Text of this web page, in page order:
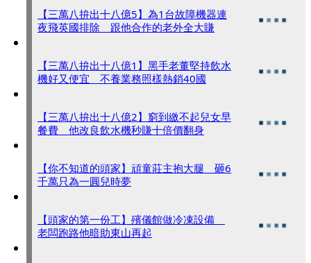
【三萬八拚出十八億5】為1台故障機器連
夜飛英國排除 跟他合作的老外全大賺
【三萬八拚出十八億1】黑手老董堅持飲水
機好又便宜 不養業務照樣熱銷40國
【三萬八拚出十八億2】窮到繳不起兒女早
餐費 他改良飲水機秒賺十倍價翻身
【你不知道的頭家】頑童莊主抱大腿 砸6
千萬只為一圓兒時夢
【頭家的第一份工】殯儀館做冷凍設備
老闆跑路他暗助東山再起